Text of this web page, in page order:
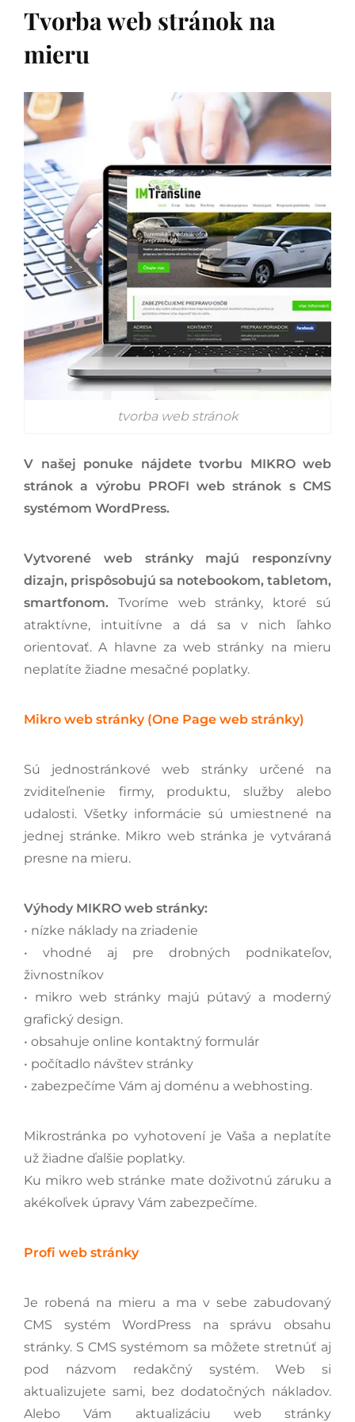
Tvorba web stránok na
mieru
tvorba web stránok
V našej ponuke nájdete tvorbu MIKRO web
stránok a výrobu PROFI web stránok s CMS
systémom WordPress.
Vytvorené web stránky majú responzívny
dizajn, prispôsobujú sa notebookom, tabletom,
smartfonom. Tvoríme web stránky, ktoré sú
atraktívne, intuitívne a dá sa v nich ľahko
orientovať. A hlavne za web stránky na mieru
neplatíte žiadne mesačné poplatky.
Mikro web stránky (One Page web stránky)
Sú jednostránkové web stránky určené na
zviditeľnenie firmy, produktu, služby alebo
udalosti. Všetky informácie sú umiestnené na
jednej stránke. Mikro web stránka je vytváraná
presne na mieru.
Výhody MIKRO web stránky:
• nízke náklady na zriadenie
• vhodné aj pre drobných podnikateľov,
živnostníkov
• mikro web stránky majú pútavý a moderný
grafický design.
• obsahuje online kontaktný formulár
• počítadlo návštev stránky
• zabezpečíme Vám aj doménu a webhosting.
Mikrostránka po vyhotovení je Vaša a neplatíte
už žiadne ďalšie poplatky.
Ku mikro web stránke mate doživotnú záruku a
akékoľvek úpravy Vám zabezpečíme.
Profi web stránky
Je robená na mieru a ma v sebe zabudovaný
CMS systém WordPress na správu obsahu
stránky. S CMS systémom sa môžete stretnúť aj
pod názvom redakčný systém. Web si
aktualizujete sami, bez dodatočných nákladov.
Alebo Vám aktualizáciu web stránky